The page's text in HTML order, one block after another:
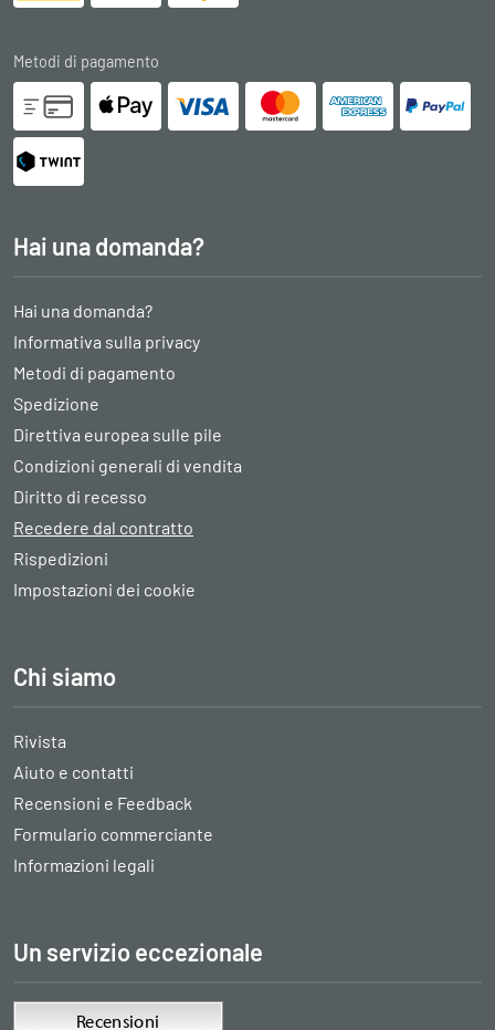
Metodi di pagamento
Hai una domanda?
Hai una domanda?
Informativa sulla privacy
Metodi di pagamento
Spedizione
Direttiva europea sulle pile
Condizioni generali di vendita
Diritto di recesso
Recedere dal contratto
Rispedizioni
Impostazioni dei cookie
Chi siamo
Rivista
Aiuto e contatti
Recensioni e Feedback
Formulario commerciante
Informazioni legali
Un servizio eccezionale